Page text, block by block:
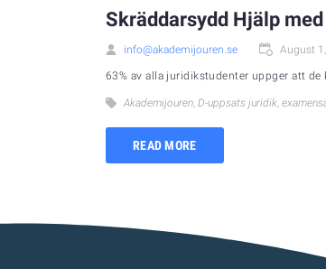
Skräddarsydd Hjälp
info@akademijouren.se August
63% av alla juridikstudenter uppger att
Akademijouren, D-uppsats juridik,
READ MORE